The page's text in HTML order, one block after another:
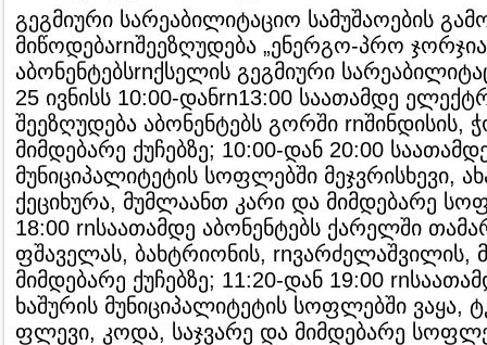
გეგმიური სარეაბილიტაციო სამუშაოების
მიწოდებაrnშეეზღუდება „ენერგო-პრო
აბონენტებსrnქსელის გეგმიური
25 ივნისს 10:00-დანrn13:00 საათამდე
შეეზღუდება აბონენტებს გორში rnშინდისის,
მიმდებარე ქუჩებზე; 10:00-დან 20:00
მუნიციპალიტეტის სოფლებში მეჯვრისხევი,
ქეციხურა, მუმლაანთ კარი და მიმდებარე
18:00 rnსაათამდე აბონენტებს ქარელში
ფშაველას, ბახტრიონის,
მიმდებარე ქუჩებზე; 11:20-დან 19:00
ხაშურის მუნიციპალიტეტის სოფლებში ვაყა,
ფლევი, კოდა, საჯვარე და მიმდებარე